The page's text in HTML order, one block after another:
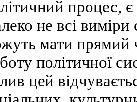
процес, є
не всі виміри
мати прямий
політичної
цей